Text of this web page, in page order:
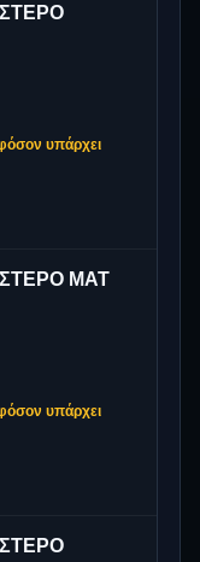
υπάρχει
ΜΑΤ
υπάρχει